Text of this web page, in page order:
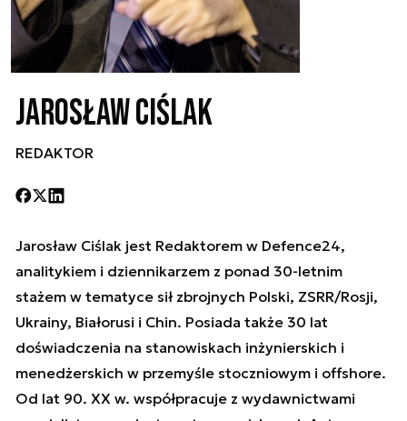
Jarosław Ciślak
REDAKTOR
Jarosław Ciślak jest Redaktorem w Defence24,
analitykiem i dziennikarzem z ponad 30-letnim
stażem w tematyce sił zbrojnych Polski, ZSRR/Rosji,
Ukrainy, Białorusi i Chin. Posiada także 30 lat
doświadczenia na stanowiskach inżynierskich i
menedżerskich w przemyśle stoczniowym i offshore.
Od lat 90. XX w. współpracuje z wydawnictwami